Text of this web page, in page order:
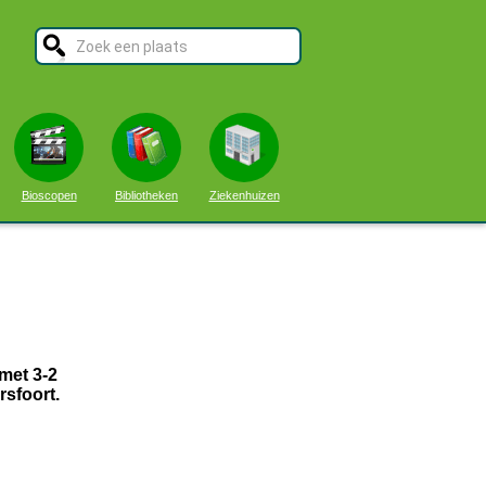
Bioscopen Bibliotheken Ziekenhuizen
3-2